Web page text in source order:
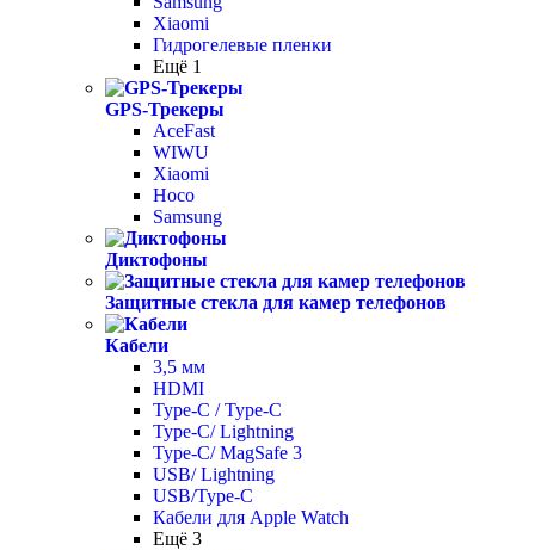
Xiaomi
Гидрогелевые пленки
Ещё 1
GPS-Трекеры
AceFast
WIWU
Xiaomi
Hoco
Samsung
Диктофоны
Защитные стекла для камер телефонов
Кабели
3,5 мм
HDMI
Type-C / Type-C
Type-C/ Lightning
Type-C/ MagSafe 3
USB/ Lightning
USB/Type-C
Кабели для Apple Watch
Ещё 3